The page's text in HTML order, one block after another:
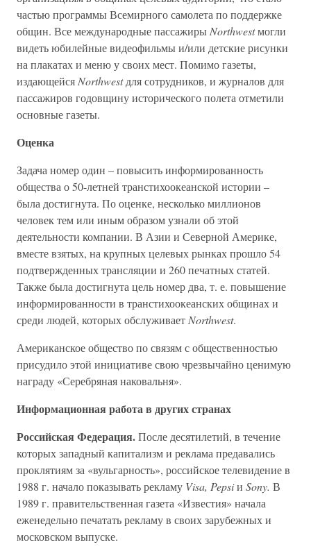
частью программы Всемирного самолета по поддержке
общин. Все международные пассажиры Northwestмогли
видеть юбилейные видеофильмы и/или детские рисунки
на плакатах и меню у своих мест. Помимо газеты,
издающейся Northwestдля сотрудников, и журналов для
пассажиров годовщину исторического полета отметили
основные газеты.
Оценка
Задача номер один – повысить информированность
общества о 50-летней транстихоокеанской истории –
была достигнута. По оценке, несколько миллионов
человек тем или иным образом узнали об этой
деятельности компании. В Азии и Северной Америке,
вместе взятых, на крупных целевых рынках прошло 54
подтвержденных трансляции и 260 печатных статей.
Также была достигнута цель номер два, т. е. повышение
информированности в транстихоокеанских общинах и
среди людей, которых обслуживает Northwest.
Американское общество по связям с общественностью
присудило этой инициативе свою чрезвычайно ценимую
награду «Серебряная наковальня».
Информационная работа в других странах
Российская Федерация.После десятилетий, в течение
которых западный капитализм и реклама предавались
проклятиям за «вульгарность», российское телевидение в
1988 г. начало показывать рекламу Visa, Pepsiи Sony. В
1989 г. правительственная газета «Известия» начала
еженедельно печатать рекламу в своих зарубежных и
московском выпуске.